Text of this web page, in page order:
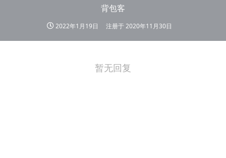
背包客
2022年1月19日 注册于2020年11月30日
暂无回复